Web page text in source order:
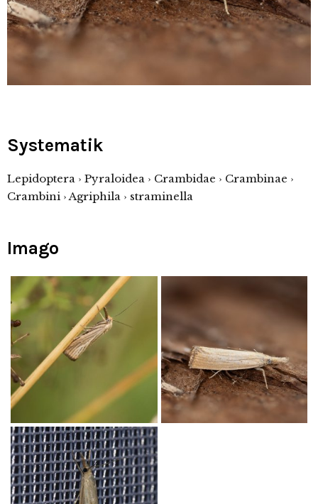
Systematik
Lepidoptera › Pyraloidea › Crambidae › Crambinae ›
Crambini › Agriphila › straminella
Imago